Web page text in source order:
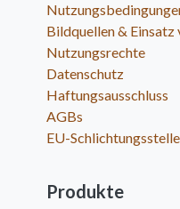
Bildquellen & Einsatz
Nutzungsrechte
Datenschutz
Haftungsausschluss
AGBs
EU-Schlichtungsstelle
Produkte